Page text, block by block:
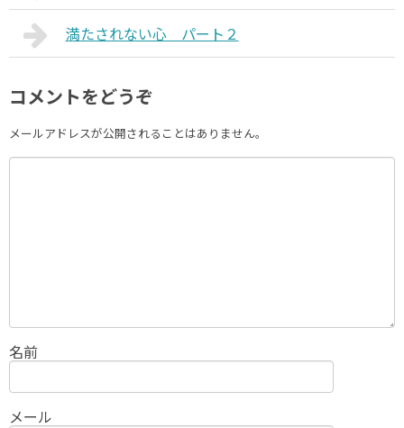
満たされない心 パート２
コメントをどうぞ
メールアドレスが公開されることはありません。
名前
メール